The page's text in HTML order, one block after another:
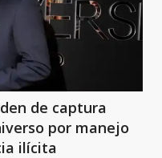
de captura
por manejo
ilícita